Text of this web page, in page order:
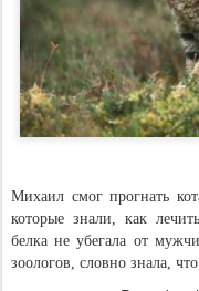
Михаил смог прогнать
которые знали, как
белка не убегала от
зоологов, словно знала,